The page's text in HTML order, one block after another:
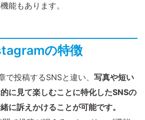
能もあります。
の特徴
投稿するSNSと違い、 写真や短い
に見て楽しむことに特化したSNSの
に訴えかけることが可能です。